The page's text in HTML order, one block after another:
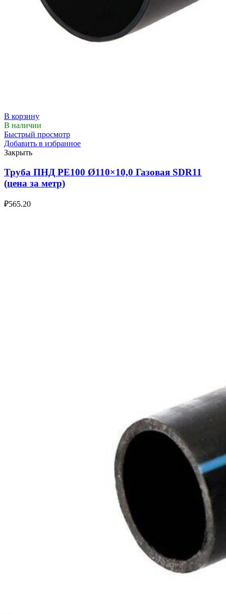
В корзину
В наличии
Быстрый просмотр
Добавить в избранное
Закрыть
Труба ПНД РЕ100 Ø110×10,0 Газовая SDR11
(цена за метр)
₽565.20